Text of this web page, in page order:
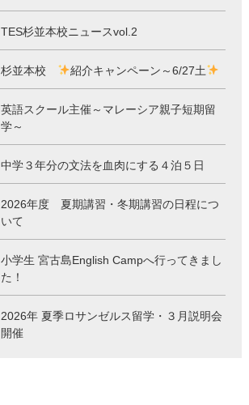
TES杉並本校ニュースvol.2
杉並本校 紹介キャンペーン～6/27土
英語スクール主催～マレーシア親子短期留
学～
中学３年分の文法を血肉にする４泊５日
2026年度 夏期講習・冬期講習の日程につ
いて
小学生 宮古島English Campへ行ってきまし
た！
2026年 夏季ロサンゼルス留学・３月説明会
開催